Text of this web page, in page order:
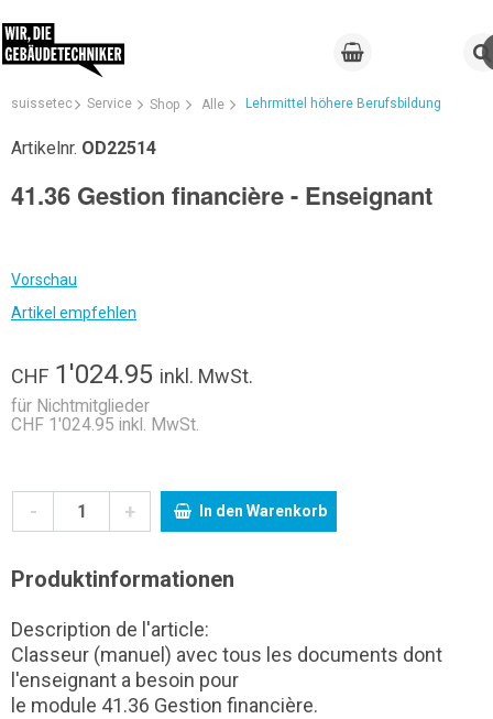
suissetec Service Shop Alle Lehrmittel höhere Berufsbildung
Artikelnr. OD22514
41.36 Gestion financière - Enseignant
Vorschau
Artikel empfehlen
CHF 1'024.95 inkl. MwSt.
für Nichtmitglieder
CHF 1'024.95 inkl. MwSt.
- + In den Warenkorb
Produktinformationen
Description de l'article:
Classeur (manuel) avec tous les documents dont
l'enseignant a besoin pour
le module 41.36 Gestion financière.